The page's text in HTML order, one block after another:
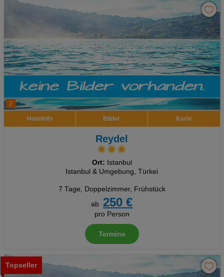
2
Hotelinfo Bilder Karte
Reydel
Ort: Istanbul
Istanbul & Umgebung, Türkei
7 Tage, Doppelzimmer, Frühstück
ab
250 €
pro Person
Termine
Topseller